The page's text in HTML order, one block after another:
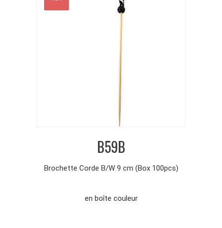
B59B
Brochette Corde B/W 9 cm (Box 100pcs)
en boîte couleur